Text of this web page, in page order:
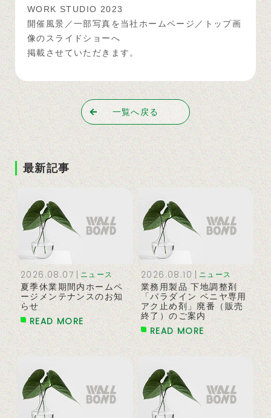
WORK STUDIO 2023
開催風景／一部写真を当社ホームページ／トップ画
像のスライドショーへ
掲載させていただきます。
一覧へ戻る
最新記事
2026.08.07 ニュース
夏季休業期間内ホームペ
ージメンテナンスのお知
らせ
READ MORE
2026.08.10 ニュース
業務用製品 下地調整剤
「パラダイン ベニヤ専用
アク止め剤」廃番（販売
終了）のご案内
READ MORE